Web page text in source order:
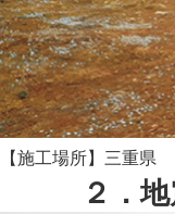
【施工場所】三重
２．